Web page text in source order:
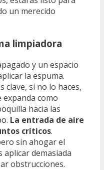
un merecido
limpiadora
y un espacio
la espuma.
clave, si no lo haces,
expanda como
hacia las
La entrada de aire
críticos.
sin ahogar el
aplicar demasiada
obstrucciones.